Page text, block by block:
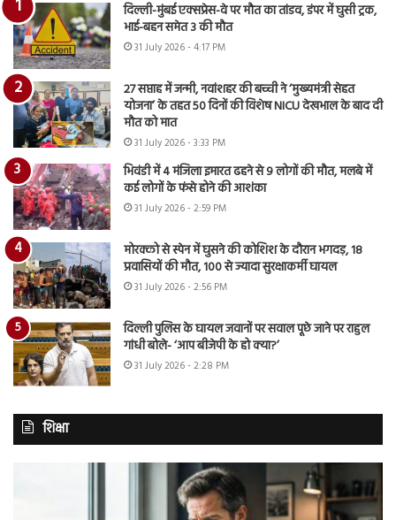
दिल्ली-मुंबई एक्सप्रेस-वे पर मौत का तांडव, डंपर में घुसी ट्रक,
भाई-बहन समेत 3 की मौत
31 July 2026 - 4:17 PM
27 सप्ताह में जन्मी, नवांशहर की बच्ची ने ‘मुख्यमंत्री सेहत
योजना’ के तहत 50 दिनों की विशेष NICU देखभाल के बाद दी
मौत को मात
31 July 2026 - 3:33 PM
भिवंडी में 4 मंजिला इमारत ढहने से 9 लोगों की मौत, मलबे में
कई लोगों के फंसे होने की आशंका
31 July 2026 - 2:59 PM
मोरक्को से स्पेन में घुसने की कोशिश के दौरान भगदड़, 18
प्रवासियों की मौत, 100 से ज्यादा सुरक्षाकर्मी घायल
31 July 2026 - 2:56 PM
दिल्ली पुलिस के घायल जवानों पर सवाल पूछे जाने पर राहुल
गांधी बोले- ‘आप बीजेपी के हो क्या?’
31 July 2026 - 2:28 PM
शिक्षा